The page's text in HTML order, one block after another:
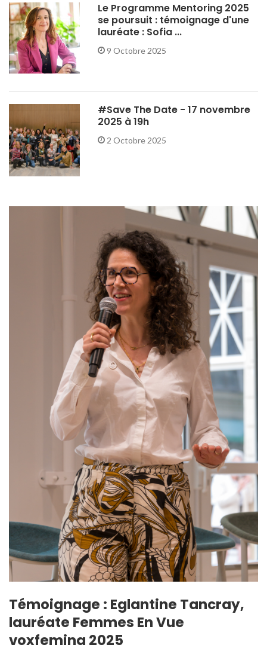
Le Programme Mentoring 2025
se poursuit : témoignage d'une
lauréate : Sofia ...
9 Octobre 2025
#Save The Date - 17 novembre
2025 à 19h
2 Octobre 2025
Témoignage : Eglantine Tancray,
lauréate Femmes En Vue
voxfemina 2025